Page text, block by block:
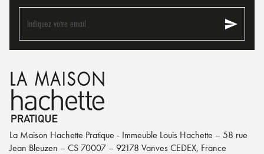
Indiquez votre email send
La Maison Hachette Pratique - Immeuble Louis Hachette – 58 rue
Jean Bleuzen – CS 70007 – 92178 Vanves CEDEX, France